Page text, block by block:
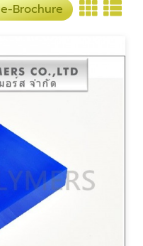
e-Brochure